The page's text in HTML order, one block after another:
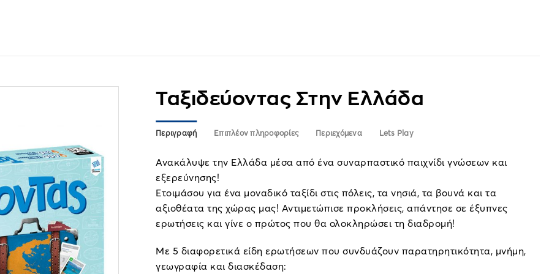
Ταξιδεύοντας Στην Ελλάδα
Περιγραφή Επιπλέον πληροφορίες Περιεχόμενα Lets Play
Ανακάλυψε την Ελλάδα μέσα από ένα συναρπαστικό παιχνίδι γνώσεων και
εξερεύνησης!
Ετοιμάσου για ένα μοναδικό ταξίδι στις πόλεις, τα νησιά, τα βουνά και τα
αξιοθέατα της χώρας μας! Αντιμετώπισε προκλήσεις, απάντησε σε έξυπνες
ερωτήσεις και γίνε ο πρώτος που θα ολοκληρώσει τη διαδρομή!
Με 5 διαφορετικά είδη ερωτήσεων που συνδυάζουν παρατηρητικότητα, μνήμη,
γεωγραφία και διασκέδαση: